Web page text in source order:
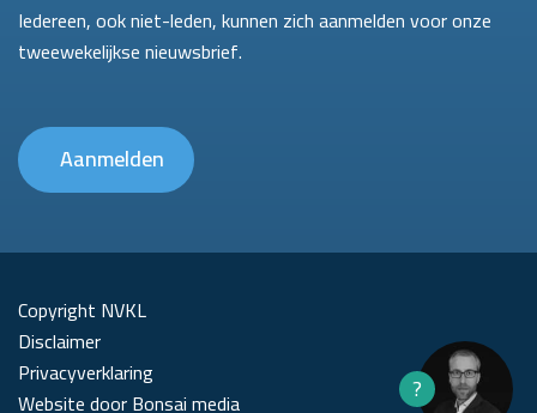
Iedereen, ook niet-leden, kunnen zich aanmelden voor onze
tweewekelijkse nieuwsbrief.
Aanmelden
Copyright NVKL
Disclaimer
Privacyverklaring
Website door Bonsai media
?